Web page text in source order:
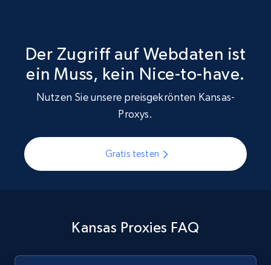
Der Zugriff auf Webdaten ist
ein Muss, kein Nice-to-have.
Nutzen Sie unsere preisgekrönten Kansas-
Proxys.
Gratis testen
Kansas Proxies FAQ